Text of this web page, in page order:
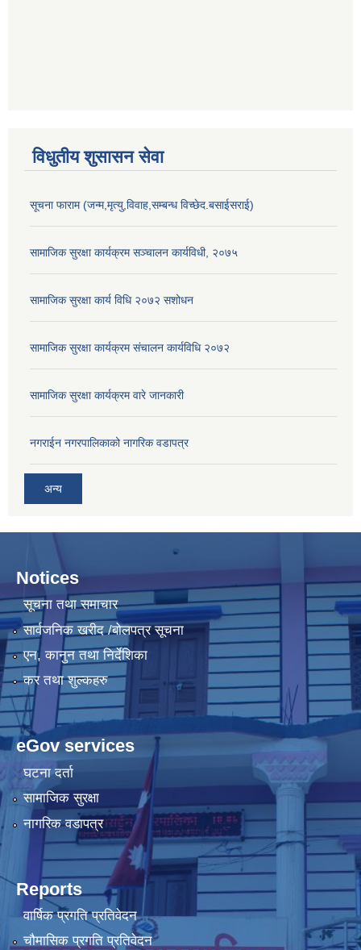
विधुतीय शुसासन सेवा
सूचना फाराम (जन्म,मृत्यु,विवाह,सम्बन्ध विच्छेद.बसाईसराई)
सामाजिक सुरक्षा कार्यक्रम सञ्चालन कार्यविधी, २०७५
सामाजिक सुरक्षा कार्य विधि २०७२ स‌शोधन
सामाजिक सुरक्षा कार्यक्रम संचालन कार्यविधि २०७२
सामाजिक सुरक्षा कार्यक्रम वारे जानकारी
नगराईन नगरपालिकाको नागरिक वडापत्र
अन्य
Notices
सूचना तथा समाचार
सार्वजनिक खरीद /बोलपत्र सूचना
एन, कानुन तथा निर्देशिका
कर तथा शुल्कहरु
eGov services
घटना दर्ता
सामाजिक सुरक्षा
नागरिक वडापत्र
Reports
वार्षिक प्रगति प्रतिवेदन
चौमासिक प्रगति प्रतिवेदन